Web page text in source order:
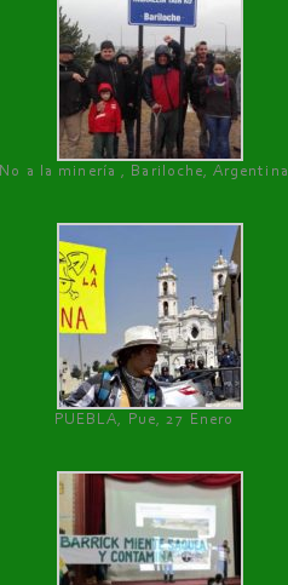
No a la minería , Bariloche, Argentina
PUEBLA, Pue, 27 Enero